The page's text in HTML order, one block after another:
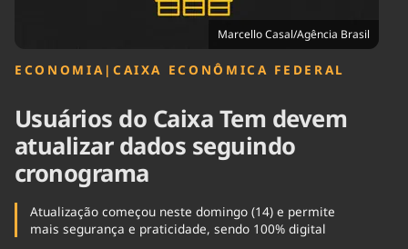
Marcello Casal/Agência Brasil
ECONOMIA | CAIXA ECONÔMICA FEDERAL
Usuários do Caixa Tem devem
atualizar dados seguindo
cronograma
Atualização começou neste domingo (14) e permite
mais segurança e praticidade, sendo 100% digital